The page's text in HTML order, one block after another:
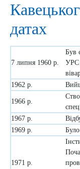
датах
7 липня 1960 р.
Був
УРС
1962 р.
1966 р.
1967 р.
1969 р.
1971 р.